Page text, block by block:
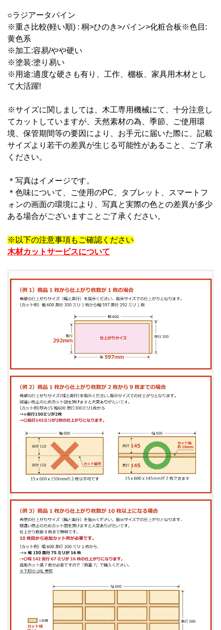
○ラジアータパイン
※重さ比較(軽い順) : 桐>ひのき>パイン>化粧合板※色目:
黄色系
※加工:容易/やや硬い
※塗装:塗り易い
※用途:適度な硬さも有り、工作、棚板、家具用木材とし
て大活躍!
※サイズに関しましては、木工専用機械にて、十分注意し
てカットしていますが、天然素材の為、季節、ご使用環
境、保管期間等の要因により、お手元に届いた際に、記載
サイズより若干の差異が生じる可能性があること、ご了承
ください。
＊写真はイメージです。
＊ 色味について、ご使用のPC、タブレット、スマートフ
ォンの画面の環境により、写真と実際の色との差異が多少
ある場合がございますことご了承ください。
※以下の注意事項もご確認ください
木材カットサービスについて